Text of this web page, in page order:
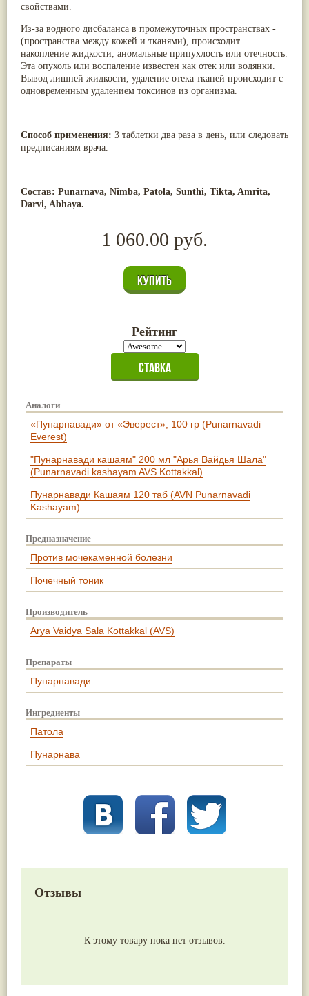
свойствами.
Из-за водного дисбаланса в промежуточных пространствах -
(пространства между кожей и тканями), происходит
накопление жидкости, аномальные припухлость или отечность.
Эта опухоль или воспаление известен как отек или водянки.
Вывод лишней жидкости, удаление отека тканей происходит с
одновременным удалением токсинов из организма.
Способ применения: 3 таблетки два раза в день, или следовать
предписаниям врача.
Состав: Punarnava, Nimba, Patola, Sunthi, Tikta, Amrita,
Darvi, Abhaya.
1 060.00 руб.
Рейтинг
Аналоги
«Пунарнавади» от «Эверест», 100 гр (Punarnavadi
Everest)
"Пунарнавади кашаям" 200 мл "Арья Вайдья Шала"
(Punarnavadi kashayam AVS Kottakkal)
Пунарнавади Кашаям 120 таб (AVN Punarnavadi
Kashayam)
Предназначение
Против мочекаменной болезни
Почечный тоник
Производитель
Arya Vaidya Sala Kottakkal (AVS)
Препараты
Пунарнавади
Ингредиенты
Патола
Пунарнава
Отзывы
К этому товару пока нет отзывов.